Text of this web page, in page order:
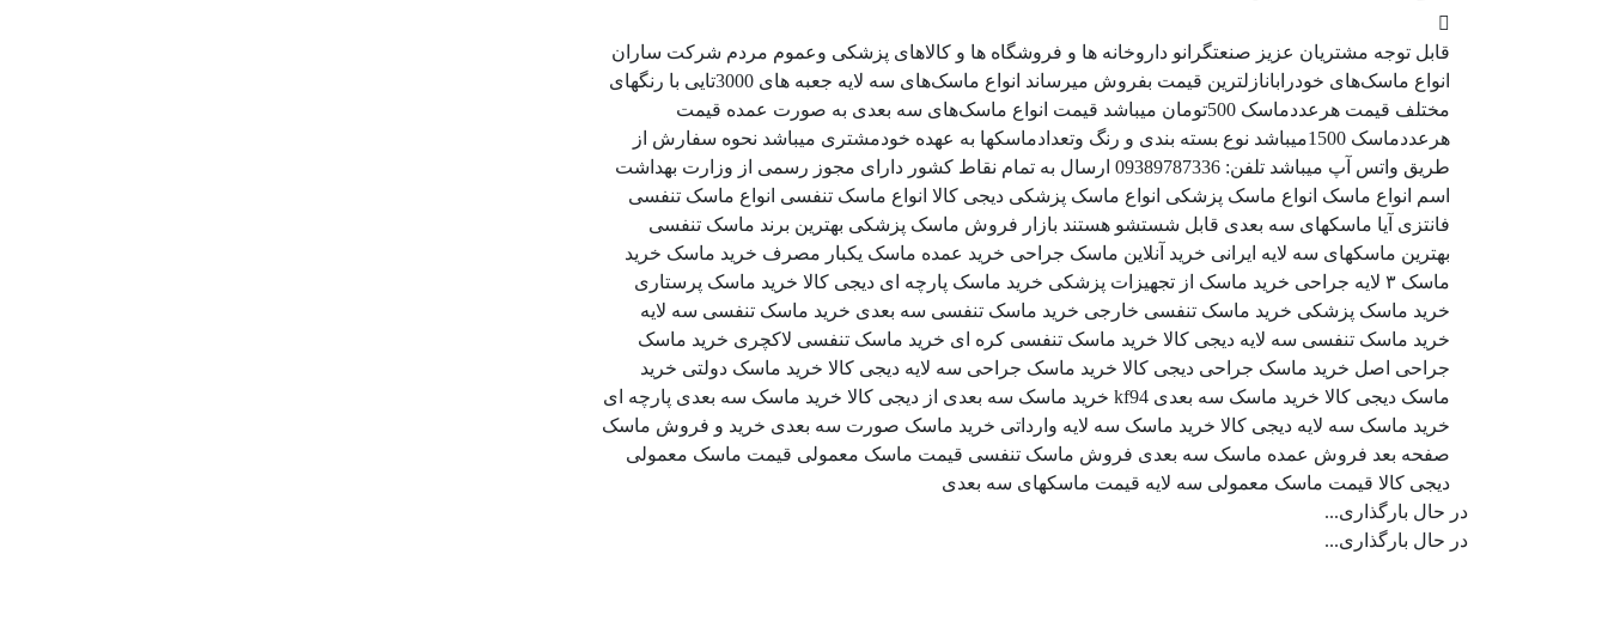
قابل توجه مشتریان عزیز صنعتگرانو داروخانه ها و فروشگاه ها و کالاهای پزشکی وعموم مردم شرکت ساران
انواع ماسک‌های خودرابانازلترین قیمت بفروش میرساند انواع ماسک‌های سه لایه جعبه های 3000تایی با رنگهای
مختلف قیمت هرعددماسک 500تومان میباشد قیمت انواع ماسک‌های سه بعدی به صورت عمده قیمت
هرعددماسک 1500میباشد نوع بسته بندی و رنگ وتعدادماسکها به عهده خودمشتری میباشد نحوه سفارش از
طریق واتس آپ میباشد تلفن: 09389787336 ارسال به تمام نقاط کشور دارای مجوز رسمی از وزارت بهداشت
اسم انواع ماسک انواع ماسک پزشکی انواع ماسک پزشکی دیجی کالا انواع ماسک تنفسی انواع ماسک تنفسی
فانتزی آیا ماسکهای سه بعدی قابل شستشو هستند بازار فروش ماسک پزشکی بهترین برند ماسک تنفسی
بهترین ماسکهای سه لایه ایرانی خرید آنلاین ماسک جراحی خرید عمده ماسک یکبار مصرف خرید ماسک خرید
ماسک ۳ لایه جراحی خرید ماسک از تجهیزات پزشکی خرید ماسک پارچه ای دیجی کالا خرید ماسک پرستاری
خرید ماسک پزشکی خرید ماسک تنفسی خارجی خرید ماسک تنفسی سه بعدی خرید ماسک تنفسی سه لایه
خرید ماسک تنفسی سه لایه دیجی کالا خرید ماسک تنفسی کره ای خرید ماسک تنفسی لاکچری خرید ماسک
جراحی اصل خرید ماسک جراحی دیجی کالا خرید ماسک جراحی سه لایه دیجی کالا خرید ماسک دولتی خرید
ماسک دیجی کالا خرید ماسک سه بعدی kf94 خرید ماسک سه بعدی از دیجی کالا خرید ماسک سه بعدی پارچه ای
خرید ماسک سه لایه دیجی کالا خرید ماسک سه لایه وارداتی خرید ماسک صورت سه بعدی خرید و فروش ماسک
صفحه بعد فروش عمده ماسک سه بعدی فروش ماسک تنفسی قیمت ماسک معمولی قیمت ماسک معمولی
دیجی کالا قیمت ماسک معمولی سه لایه قیمت ماسکهای سه بعدی
در حال بارگذاری...
در حال بارگذاری...